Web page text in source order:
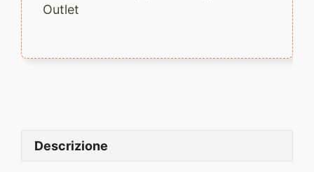
Outlet
Descrizione